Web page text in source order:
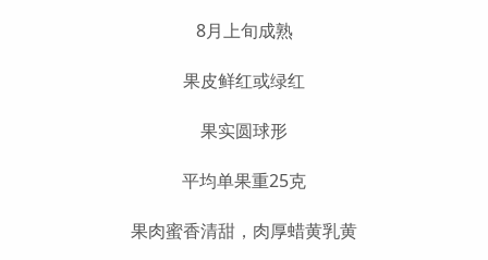
8月上旬成熟
果皮鲜红或绿红
果实圆球形
平均单果重25克
果肉蜜香清甜，肉厚蜡黄乳黄